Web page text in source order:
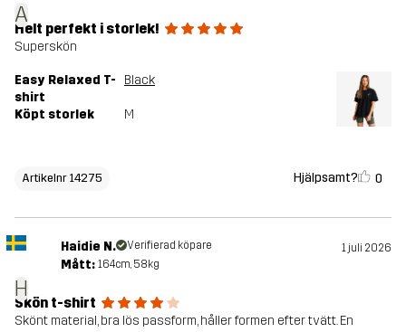
A
Helt perfekt i storlek!
Superskön
Easy Relaxed T-
shirt
Black
Köpt storlek M
Artikelnr 14275 Hjälpsamt? 0
H
Haidie N. Verifierad köpare 1 juli 2026
Mått: 164cm, 58kg
Skön t-shirt
Skönt material, bra lös passform, håller formen efter tvätt. En